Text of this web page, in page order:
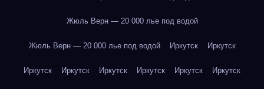
Жюль Верн — 20 000 лье под водой
Жюль Верн — 20 000 лье под водой Иркутск Иркутск
Иркутск Иркутск Иркутск Иркутск Иркутск Иркутск